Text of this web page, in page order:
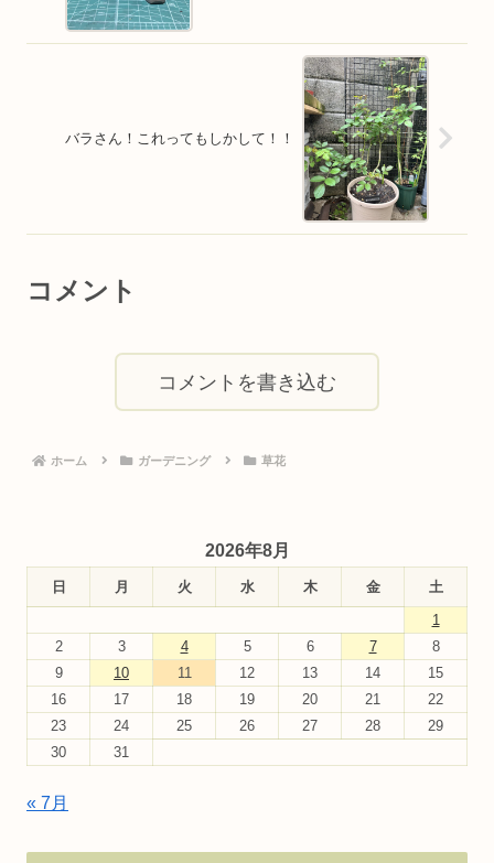
バラさん！これってもしかして！！
コメント
コメントを書き込む
ホーム ガーデニング 草花
2026年8月
日 月 火 水 木 金
土
1
2
3 4 5 6 7
8
9
10 11 12 13 14
15
16
17 18 19 20 21
22
23
24 25 26 27 28
29
30
31
« 7月